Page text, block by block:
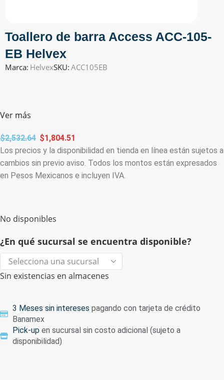
Toallero de barra Access ACC-105-
EB Helvex
Marca: HelvexSKU: ACC105EB
Ver más
$2,532.64 $1,804.51
Los precios y la disponibilidad en tienda en línea están sujetos a
cambios sin previo aviso. Todos los montos están expresados
en Pesos Mexicanos e incluyen IVA.
No disponibles
¿En qué sucursal se encuentra disponible?
Sin existencias en almacenes
3 Meses sin intereses pagando con tarjeta de crédito
Banamex
Pick-up en sucursal sin costo adicional (sujeto a
disponibilidad)